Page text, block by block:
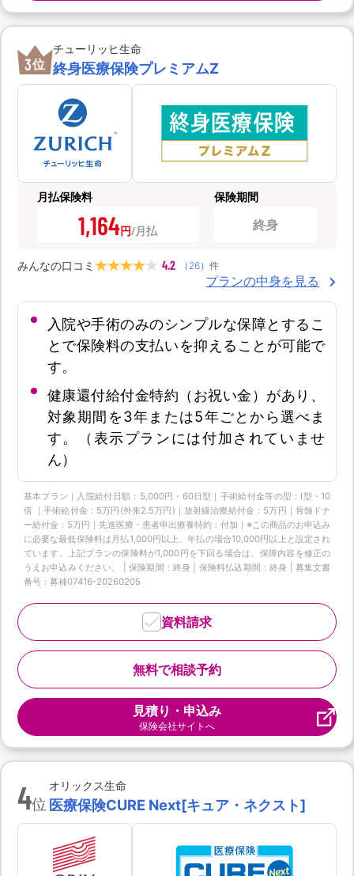
3位
チューリッヒ生命
終身医療保険プレミアムZ
月払保険料
1,164円
保険期間
終身
みんなの口コミ 4.2 （ 26） 件
プランの中身を見る
入院や手術のみのシンプルな保障とするこ
とで保険料の支払いを抑えることが可能で
す。
健康還付給付金特約（お祝い金）があり、
対象期間を3年または5年ごとから選べま
す。（表示プランには付加されていませ
ん）
基本プラン｜入院給付日額：5,000円・60日型｜手術給付金等の型：Ⅰ型・10
倍 ｜手術給付金：5万円(外来2.5万円)｜放射線治療給付金：5万円｜骨髄ドナ
ー給付金：5万円｜先進医療・患者申出療養特約：付加｜※この商品のお申込み
に必要な最低保険料は月払1,000円以上、年払の場合10,000円以上と設定され
ています。上記プランの保険料が1,000円を下回る場合は、保障内容を修正の
うえお申込みください。 | 保険期間：終身 | 保険料払込期間：終身 | 募集文書
番号：募補07416-20260205
無料で相談予約
資料請求
見積り・申込み
保険会社サイトへ
4位
オリックス生命
医療保険CURE Next[キュア・ネクスト]